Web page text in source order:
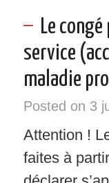
Le
service
maladie
Posted on 3
Attention !
faites à